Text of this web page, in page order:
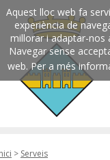
Aquest lloc web fa
experiència de
millorar i adaptar-nos
Navegar sense
web. Per a més
> Serveis